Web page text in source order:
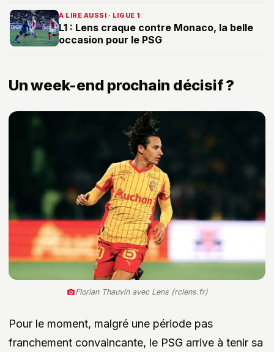
À LIRE AUSSI · LIGUE 1
L1 : Lens craque contre Monaco, la belle
occasion pour le PSG
Un week-end prochain décisif ?
Florian Thauvin avec Lens (rclens.fr)
Pour le moment, malgré une période pas
franchement convaincante, le PSG arrive à tenir sa